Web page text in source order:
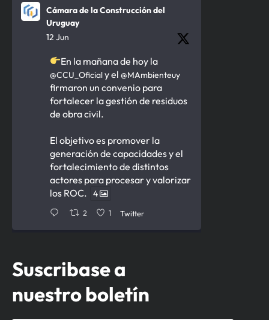
Cámara de la Construcción del
Uruguay
12 Jun
En la mañana de hoy la
@CCU_Oficialy el @MAmbienteuy
firmaron un convenio para
fortalecer la gestión de residuos
de obra civil.
El objetivo es promover la
generación de capacidades y el
fortalecimiento de distintos
actores para procesar y valorizar
los ROC.
4
2 1 Twitter
Uruguay Retuiteado
Ministerio de Ambiente
12 Jun
Firmamos acuerdo para la
Suscribase a
nuestro boletín